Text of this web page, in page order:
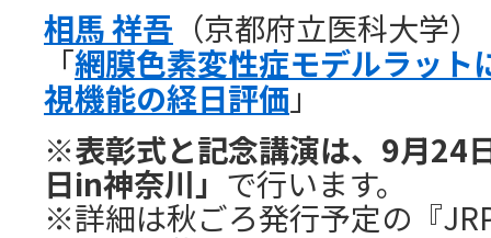
相馬 祥吾 （京都府立医科大学）
「網膜色素変性症モデルラット
視機能の経日評価 」
※表彰式と記念講演は、9月24
日in神奈川」 で行います。
※詳細は秋ごろ発行予定の『